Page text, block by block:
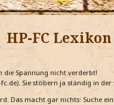
HP-FC Lexikon
Spannung nicht verderbt!
Sie stöbern ja ständig in
Das macht gar nichts: Suche